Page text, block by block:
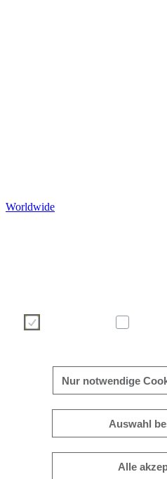
Worldwide
Nur notwendige
Auswahl
Alle